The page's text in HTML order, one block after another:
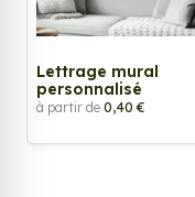
Lettrage mural
personnalisé
à partir de 0,40 €